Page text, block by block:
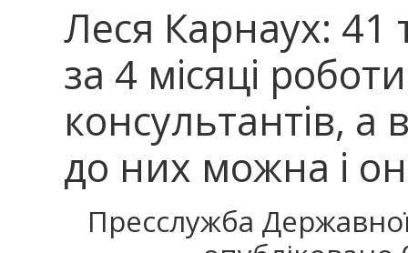
Леся Карнаух: 41
за 4 місяці
консультантів, а
до них можна і
Пресслужба